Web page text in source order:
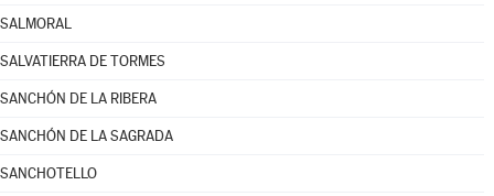
SALMORAL
SALVATIERRA DE TORMES
SANCHÓN DE LA RIBERA
SANCHÓN DE LA SAGRADA
SANCHOTELLO